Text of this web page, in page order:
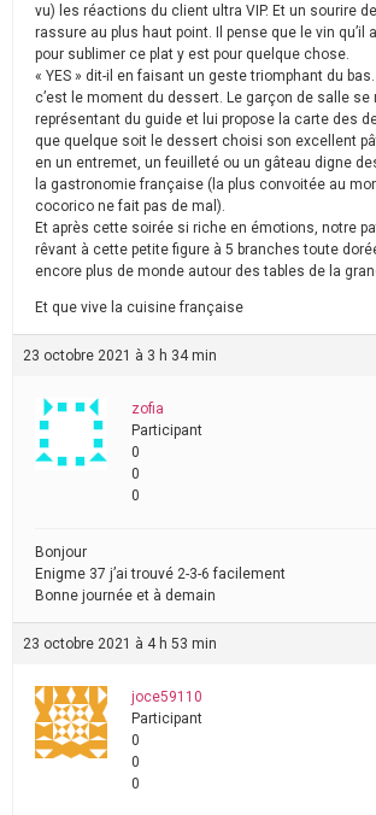
vu) les réactions du client ultra VIP. Et un sourire
rassure au plus haut point. Il pense que le vin qu’il
pour sublimer ce plat y est pour quelque chose.
« YES » dit-il en faisant un geste triomphant du
c’est le moment du dessert. Le garçon de salle se
représentant du guide et lui propose la carte des
que quelque soit le dessert choisi son excellent
en un entremet, un feuilleté ou un gâteau digne
la gastronomie française (la plus convoitée au
cocorico ne fait pas de mal).
Et après cette soirée si riche en émotions, notre
rêvant à cette petite figure à 5 branches toute
encore plus de monde autour des tables de la
Et que vive la cuisine française
23 octobre 2021 à 3 h 34 min
zofia
Participant
0
0
0
Bonjour
Enigme 37 j’ai trouvé 2-3-6 facilement
Bonne journée et à demain
23 octobre 2021 à 4 h 53 min
joce59110
Participant
0
0
0